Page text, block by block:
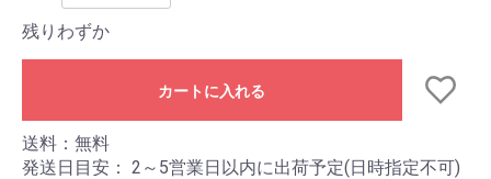
残りわずか
カートに入れる
送料：無料
発送日目安： 2～5営業日以内に出荷予定(日時指定不可)